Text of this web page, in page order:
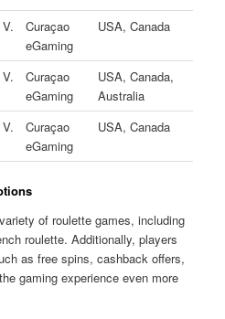
Curaçao
eGaming
USA, Canada
Curaçao
eGaming
USA, Canada,
Australia
Curaçao
eGaming
USA, Canada
of roulette games, including
roulette. Additionally, players
as free spins, cashback offers,
gaming experience even more